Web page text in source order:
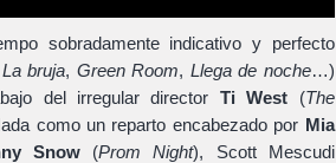
sobradamente indicativo y perfecto
La bruja, Green Room, Llega de noche…)
del irregular director Ti West (The
como un reparto encabezado por Mia
Snow (Prom Night), Scott Mescudi